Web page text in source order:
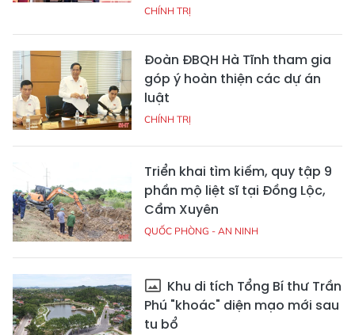
CHÍNH TRỊ
Đoàn ĐBQH Hà Tĩnh tham gia
góp ý hoàn thiện các dự án
luật
CHÍNH TRỊ
Triển khai tìm kiếm, quy tập 9
phần mộ liệt sĩ tại Đồng Lộc,
Cẩm Xuyên
QUỐC PHÒNG - AN NINH
Khu di tích Tổng Bí thư Trần
Phú "khoác" diện mạo mới sau
tu bổ